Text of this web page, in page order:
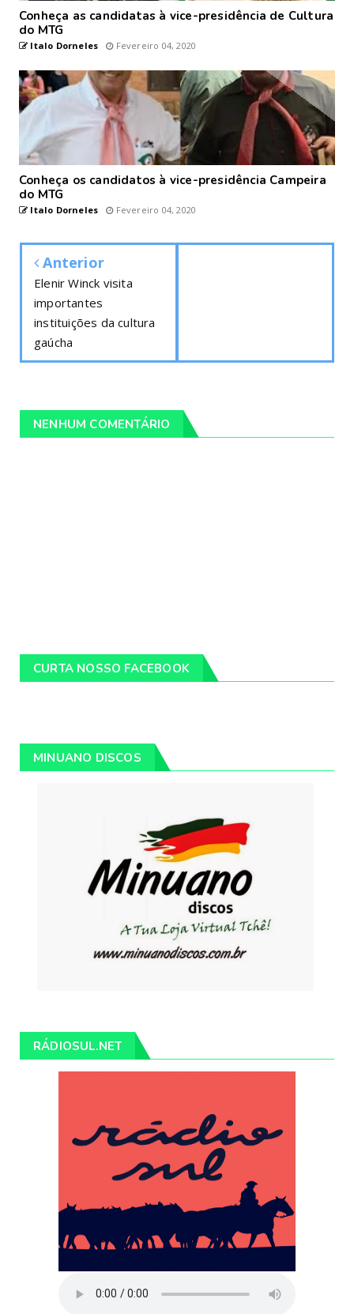
Conheça as candidatas à vice-presidência de Cultura
do MTG
Italo Dorneles Fevereiro 04, 2020
Conheça os candidatos à vice-presidência Campeira
do MTG
Italo Dorneles Fevereiro 04, 2020
Anterior
Elenir Winck visita
importantes
instituições da cultura
gaúcha
NENHUM COMENTÁRIO
CURTA NOSSO FACEBOOK
MINUANO DISCOS
RÁDIOSUL.NET